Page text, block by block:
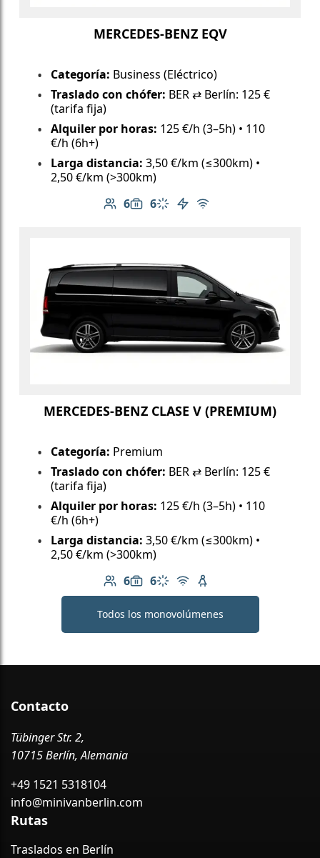
MERCEDES-BENZ EQV
Categoría: Business (Eléctrico)
Traslado con chófer: BER ⇄ Berlín: 125 €
(tarifa fija)
Alquiler por horas: 125 €/h (3–5h) • 110
€/h (6h+)
Larga distancia: 3,50 €/km (≤300km) •
2,50 €/km (>300km)
6
Número de pasajeros: 6
6
Capacidad de equipaje: 6
Aire acondicionado
Vehículo eléctrico
Wi-Fi gratuito
MERCEDES-BENZ CLASE V (PREMIUM)
Categoría: Premium
Traslado con chófer: BER ⇄ Berlín: 125 €
(tarifa fija)
Alquiler por horas: 125 €/h (3–5h) • 110
€/h (6h+)
Larga distancia: 3,50 €/km (≤300km) •
2,50 €/km (>300km)
6
Número de pasajeros: 6
6
Capacidad de equipaje: 6
Aire acondicionado
Wi-Fi gratuito
Asiento infantil
Todos los monovolúmenes
Contacto
Tübinger Str. 2,
10715 Berlín, Alemania
+49 1521 5318104
info@minivanberlin.com
Rutas
Traslados en Berlín